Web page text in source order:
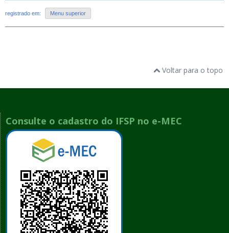
registrado em: Menu superior
Voltar para o topo
Consulte o cadastro do IFSP no e-MEC